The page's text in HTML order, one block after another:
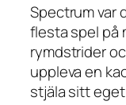
Spectrum var
flesta spel på
rymdstrider
uppleva en
stjäla sitt